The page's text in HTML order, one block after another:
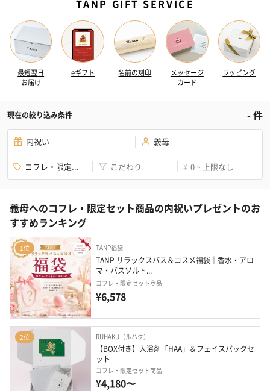
TANP GIFT SERVICE
最短翌日
お届け
eギフト 名前の刻印
メッセージ
カード
ラッピング
現在の絞り込み条件 -件
内祝い 義母
コフレ・限定... こだわり ¥ 0 ~ 上限なし
義母へのコフレ・限定セット商品の内祝いプレゼントのお
すすめランキング
1位 TANP福袋
TANP リラックスバス＆コスメ福袋｜香水・アロ
マ・バスソルト...
コフレ・限定セット商品
¥6,578
2位 RUHAKU（ルハク）
【BOX付き】入浴剤「HAA」＆フェイスパックセ
ット
コフレ・限定セット商品
¥4,180〜